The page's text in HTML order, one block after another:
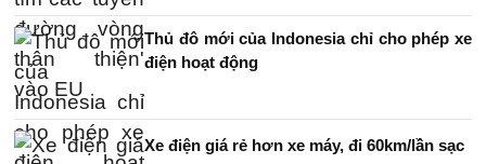
Thủ đô mới của Indonesia chỉ cho phép xe
điện hoạt động
Xe điện giá rẻ hơn xe máy, đi 60km/lần sạc